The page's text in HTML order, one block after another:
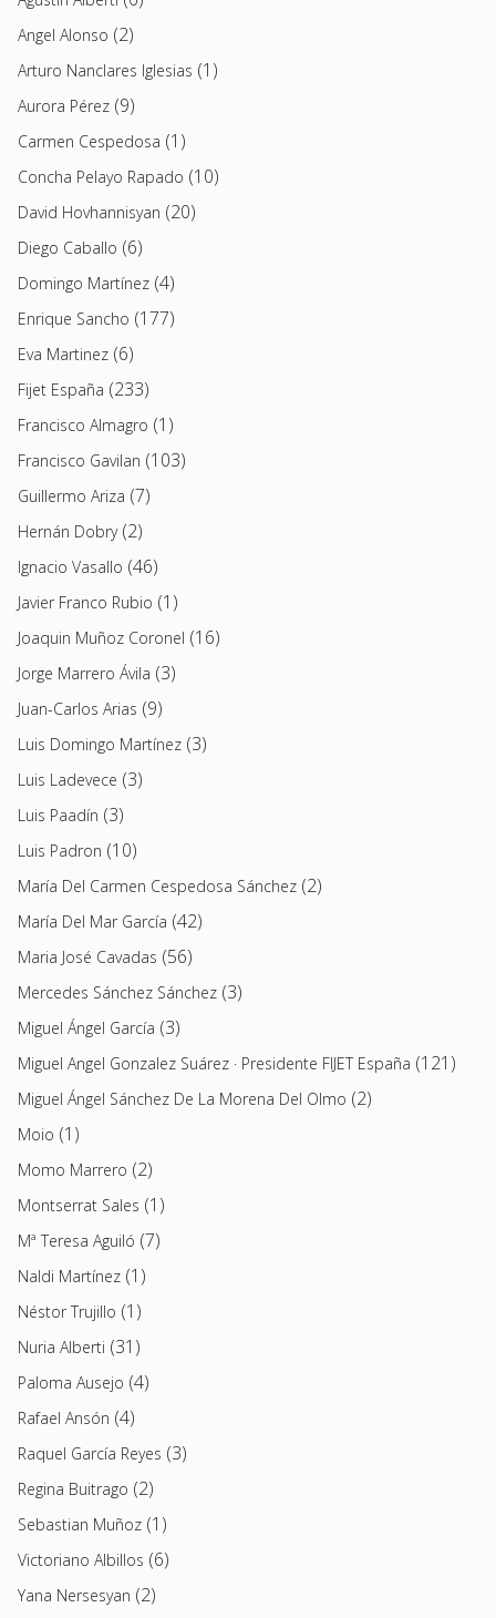
Angel Alonso (2)
Arturo Nanclares Iglesias (1)
Aurora Pérez (9)
Carmen Cespedosa (1)
Concha Pelayo Rapado (10)
David Hovhannisyan (20)
Diego Caballo (6)
Domingo Martínez (4)
Enrique Sancho (177)
Eva Martinez (6)
Fijet España (233)
Francisco Almagro (1)
Francisco Gavilan (103)
Guillermo Ariza (7)
Hernán Dobry(2)
Ignacio Vasallo (46)
Javier Franco Rubio (1)
Joaquin Muñoz Coronel (16)
Jorge Marrero Ávila (3)
Juan-Carlos Arias (9)
Luis Domingo Martínez (3)
Luis Ladevece (3)
Luis Paadín (3)
Luis Padron (10)
María Del Carmen Cespedosa Sánchez (2)
María Del Mar García (42)
Maria José Cavadas (56)
Mercedes Sánchez Sánchez (3)
Miguel Ángel García (3)
Miguel Angel Gonzalez Suárez · Presidente FIJET España (121)
Miguel Ángel Sánchez De La Morena Del Olmo (2)
Moio (1)
Momo Marrero (2)
Montserrat Sales (1)
Mª Teresa Aguiló (7)
Naldi Martínez (1)
Néstor Trujillo (1)
Nuria Alberti (31)
Paloma Ausejo (4)
Rafael Ansón (4)
Raquel García Reyes (3)
Regina Buitrago (2)
Sebastian Muñoz (1)
Victoriano Albillos (6)
Yana Nersesyan (2)